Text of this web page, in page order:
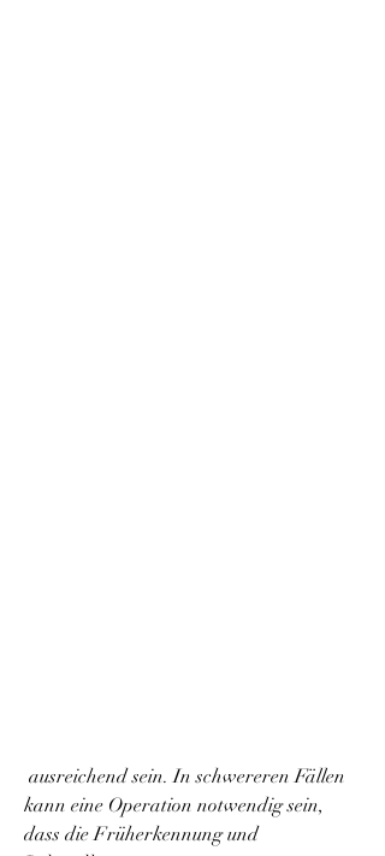
kann eine Operation notwendig sein,
dass die Früherkennung und